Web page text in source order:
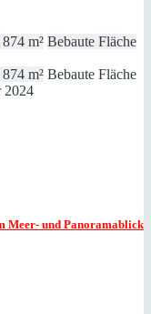
874 m² Bebaute Fläche
874 m² Bebaute Fläche
2024
Meer- und Panoramablick